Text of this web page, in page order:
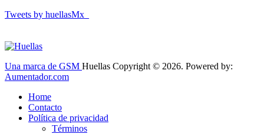
Tweets by huellasMx_
Una marca de GSM Huellas Copyright © 2026. Powered by:
Aumentador.com
Home
Contacto
Política de privacidad
Términos